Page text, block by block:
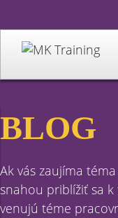
BLOG
Ak vás zaujíma
snahou priblížiť sa
venujú téme